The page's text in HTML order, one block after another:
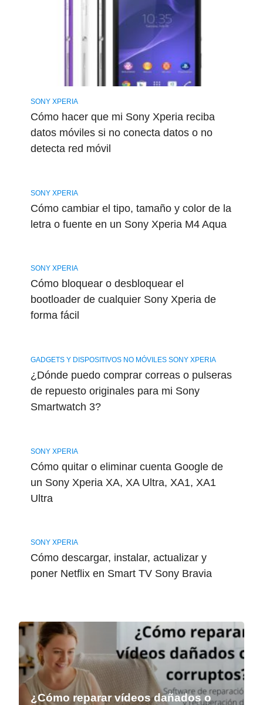
SONY XPERIA
Cómo hacer que mi Sony Xperia reciba
datos móviles si no conecta datos o no
detecta red móvil
SONY XPERIA
Cómo cambiar el tipo, tamaño y color de la
letra o fuente en un Sony Xperia M4 Aqua
SONY XPERIA
Cómo bloquear o desbloquear el
bootloader de cualquier Sony Xperia de
forma fácil
GADGETS Y DISPOSITIVOS NO MÓVILES SONY XPERIA
¿Dónde puedo comprar correas o pulseras
de repuesto originales para mi Sony
Smartwatch 3?
SONY XPERIA
Cómo quitar o eliminar cuenta Google de
un Sony Xperia XA, XA Ultra, XA1, XA1
Ultra
SONY XPERIA
Cómo descargar, instalar, actualizar y
poner Netflix en Smart TV Sony Bravia
¿Cómo reparar vídeos dañados o